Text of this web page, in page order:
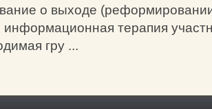
о выходе
информационная терапия
гру ...